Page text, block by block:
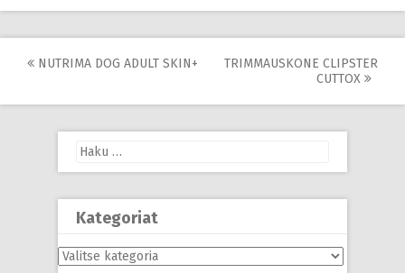
Post
NUTRIMA DOG ADULT SKIN+
TRIMMAUSKONE CLIPSTER
CUTTOX
Haku:
Kategoriat
Kategoriat